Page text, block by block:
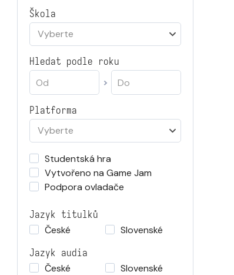
Škola
Vyberte
Hledat podle roku
Platforma
Vyberte
Studentská hra
Vytvořeno na Game Jam
Podpora ovladače
Jazyk titulků
České
Slovenské
Jazyk audia
České
Slovenské